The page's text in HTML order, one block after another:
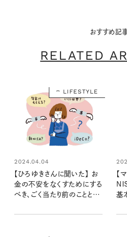
おすすめ記
RELATED
LIFESTYLE
2024.04.04
【ひろゆきさんに聞いた】 お
金の不安をなくすためにする
べき、ごく当たり前のことと
【
基